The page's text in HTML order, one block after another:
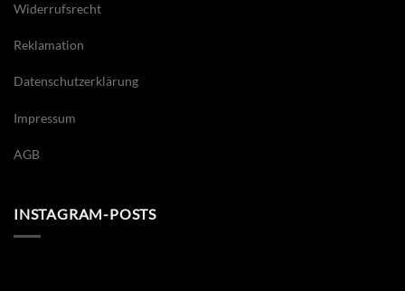
Widerrufsrecht
Reklamation
Datenschutzerklärung
Impressum
AGB
INSTAGRAM-POSTS